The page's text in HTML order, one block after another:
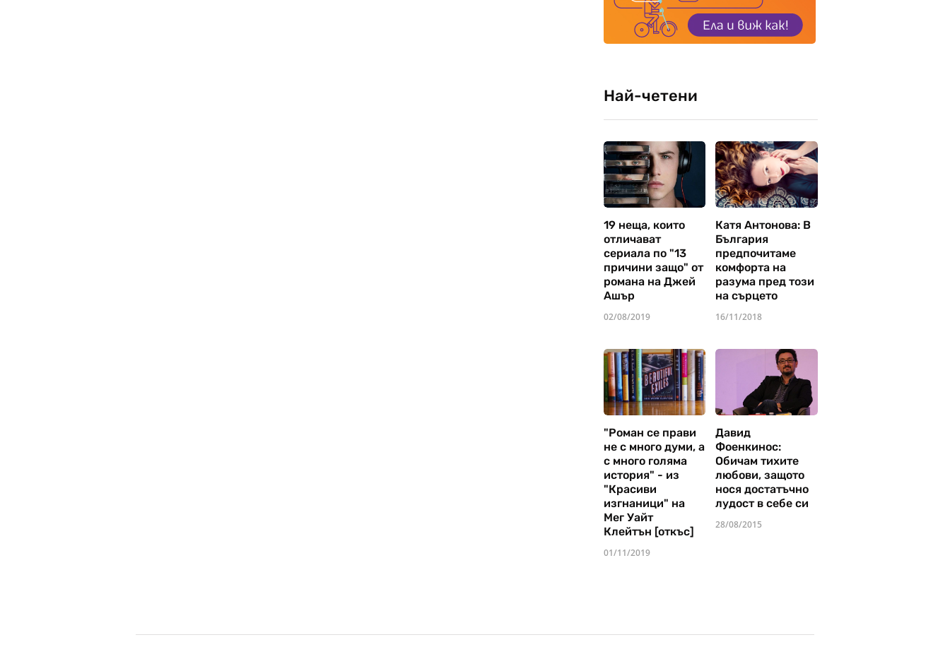
Най-четени
19 неща, които
отличават
сериала по "13
причини защо" от
романа на Джей
Ашър
02/08/2019
Катя Антонова: В
България
предпочитаме
комфорта на
разума пред този
на сърцето
16/11/2018
"Роман се прави
не с много думи, а
с много голяма
история" - из
"Красиви
изгнаници" на
Мег Уайт
Клейтън [откъс]
01/11/2019
Давид
Фоенкинос:
Обичам тихите
любови, защото
нося достатъчно
лудост в себе си
28/08/2015